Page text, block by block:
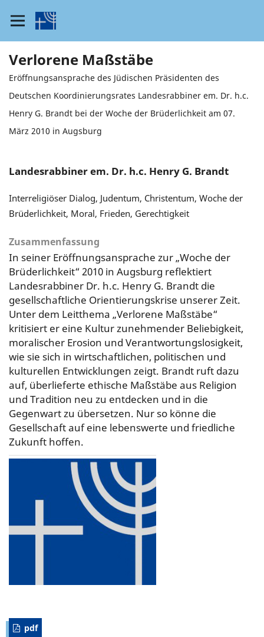
Verlorene Maßstäbe
Eröffnungsansprache des Jüdischen Präsidenten des
Deutschen Koordinierungsrates Landesrabbiner em. Dr. h.c.
Henry G. Brandt bei der Woche der Brüderlichkeit am 07.
März 2010 in Augsburg
Landesrabbiner em. Dr. h.c. Henry G. Brandt
Interreligiöser Dialog, Judentum, Christentum, Woche der
Brüderlichkeit, Moral, Frieden, Gerechtigkeit
Zusammenfassung
In seiner Eröffnungsansprache zur „Woche der
Brüderlichkeit“ 2010 in Augsburg reflektiert
Landesrabbiner Dr. h.c. Henry G. Brandt die
gesellschaftliche Orientierungskrise unserer Zeit.
Unter dem Leitthema „Verlorene Maßstäbe“
kritisiert er eine Kultur zunehmender Beliebigkeit,
moralischer Erosion und Verantwortungslosigkeit,
wie sie sich in wirtschaftlichen, politischen und
kulturellen Entwicklungen zeigt. Brandt ruft dazu
auf, überlieferte ethische Maßstäbe aus Religion
und Tradition neu zu entdecken und in die
Gegenwart zu übersetzen. Nur so könne die
Gesellschaft auf eine lebenswerte und friedliche
Zukunft hoffen.
pdf